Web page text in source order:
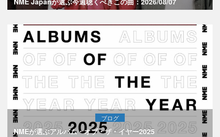
ブログ
NMEが選ぶアルバム・オブ・ザ・イヤー2025